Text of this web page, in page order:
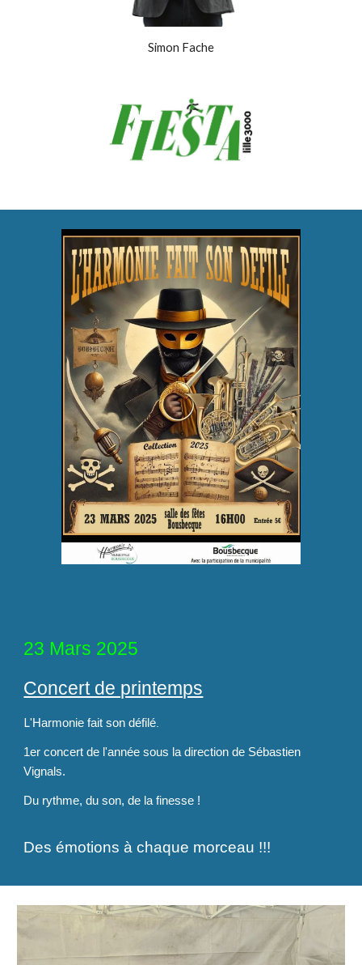
Simon Fache
23 Mars 2025
Concert de printemps
L'Harmonie fait son défilé
1er concert de l'année sous la direction de Sébastien
Vignals.
Du rythme, du son, de la finesse !
Des émotions à chaque morceau !!!